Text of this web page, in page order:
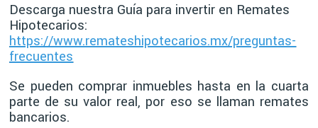
Descarga nuestra Guía para invertir en Remates
Hipotecarios:
https://www.remateshipotecarios.mx/preguntas-
frecuentes
Se pueden comprar inmuebles hasta en la cuarta
parte de su valor real, por eso se llaman remates
bancarios.